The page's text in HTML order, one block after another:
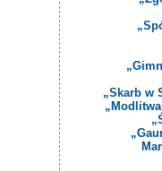
„Skarb w